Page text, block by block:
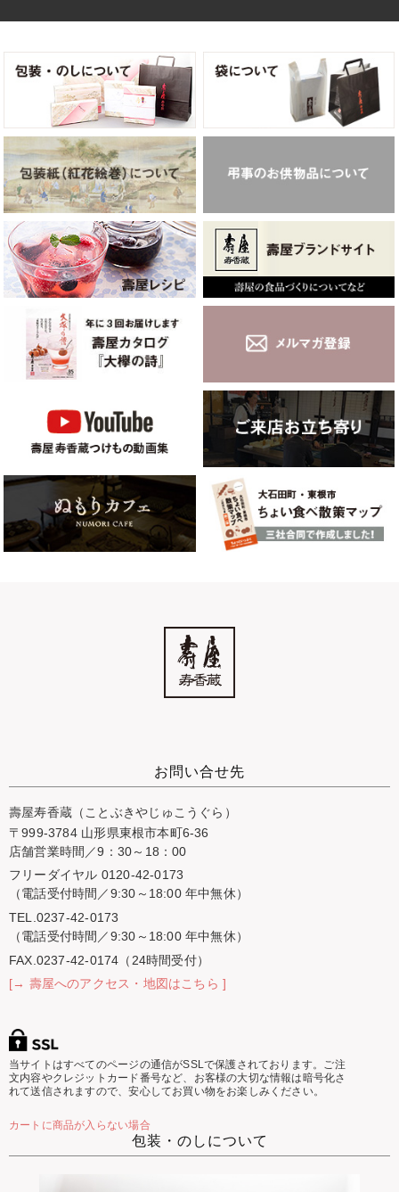
お問い合せ先
壽屋寿香蔵（ことぶきやじゅこうぐら）
〒999-3784 山形県東根市本町6-36
店舗営業時間／9：30～18：00
フリーダイヤル 0120-42-0173
（電話受付時間／9:30～18:00 年中無休）
TEL.0237-42-0173
（電話受付時間／9:30～18:00 年中無休）
FAX.0237-42-0174（24時間受付）
[→ 壽屋へのアクセス・地図はこちら ]
当サイトはすべてのページの通信がSSLで保護されております。ご注
文内容やクレジットカード番号など、お客様の大切な情報は暗号化さ
れて送信されますので、安心してお買い物をお楽しみください。
カートに商品が入らない場合
包装・のしについて